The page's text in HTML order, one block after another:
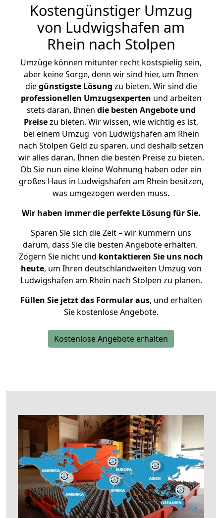
Kostengünstiger Umzug
von Ludwigshafen am
Rhein nach Stolpen
Umzüge können mitunter recht kostspielig sein,
aber keine Sorge, denn wir sind hier, um Ihnen
diegünstigste Lösung zu bieten. Wir sind die
professionellen Umzugsexperten und arbeiten
stets daran, Ihnen die besten Angebote und
Preisezu bieten. Wir wissen, wie wichtig es ist,
bei einem Umzug von Ludwigshafen am Rhein
nach Stolpen Geld zu sparen, und deshalb setzen
wir alles daran, Ihnen die besten Preise zu bieten.
Ob Sie nun eine kleine Wohnung haben oder ein
großes Haus in Ludwigshafen am Rhein besitzen,
was umgezogen werden muss.
Wir haben immer die perfekte Lösung für Sie.
Sparen Sie sich die Zeit – wir kümmern uns
darum, dass Sie die besten Angebote erhalten.
Zögern Sie nicht und kontaktieren Sie uns noch
heute, um Ihren deutschlandweiten Umzug von
Ludwigshafen am Rhein nach Stolpen zu planen.
Füllen Sie jetzt das Formular aus, und erhalten
Sie kostenlose Angebote.
Kostenlose Angebote erhalten